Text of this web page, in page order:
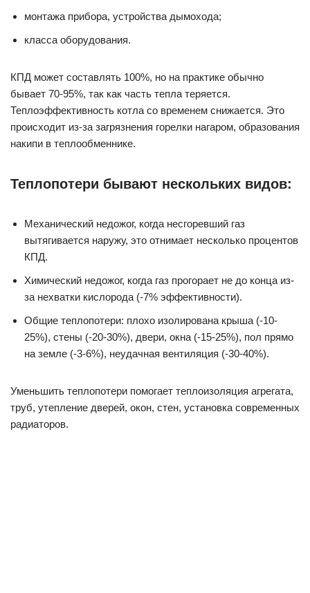
монтажа прибора, устройства дымохода;
класса оборудования.
КПД может составлять 100%, но на практике обычно
бывает 70-95%, так как часть тепла теряется.
Теплоэффективность котла со временем снижается. Это
происходит из-за загрязнения горелки нагаром, образования
накипи в теплообменнике.
Теплопотери бывают нескольких видов:
Механический недожог, когда несгоревший газ
вытягивается наружу, это отнимает несколько процентов
КПД.
Химический недожог, когда газ прогорает не до конца из-
за нехватки кислорода (-7% эффективности).
Общие теплопотери: плохо изолирована крыша (-10-
25%), стены (-20-30%), двери, окна (-15-25%), пол прямо
на земле (-3-6%), неудачная вентиляция (-30-40%).
Уменьшить теплопотери помогает теплоизоляция агрегата,
труб, утепление дверей, окон, стен, установка современных
радиаторов.